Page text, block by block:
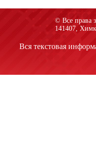
© Все права
141407,
Вся текстовая